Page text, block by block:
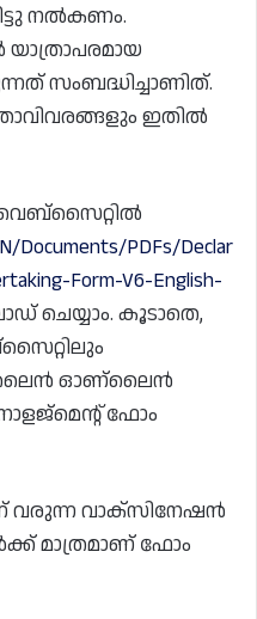
നൽകണം.
സംബദ്ധിച്ചാണിത്.
ഇതിൽ
വെബ്‌സൈറ്റിൽ
Documents/PDFs/Declar
Form-V6-English-
ചെയ്യാം. കൂടാതെ,
ഓണ്ലൈൻ
ഫോം
വരുന്ന വാക്സിനേഷൻ
മാത്രമാണ് ഫോം